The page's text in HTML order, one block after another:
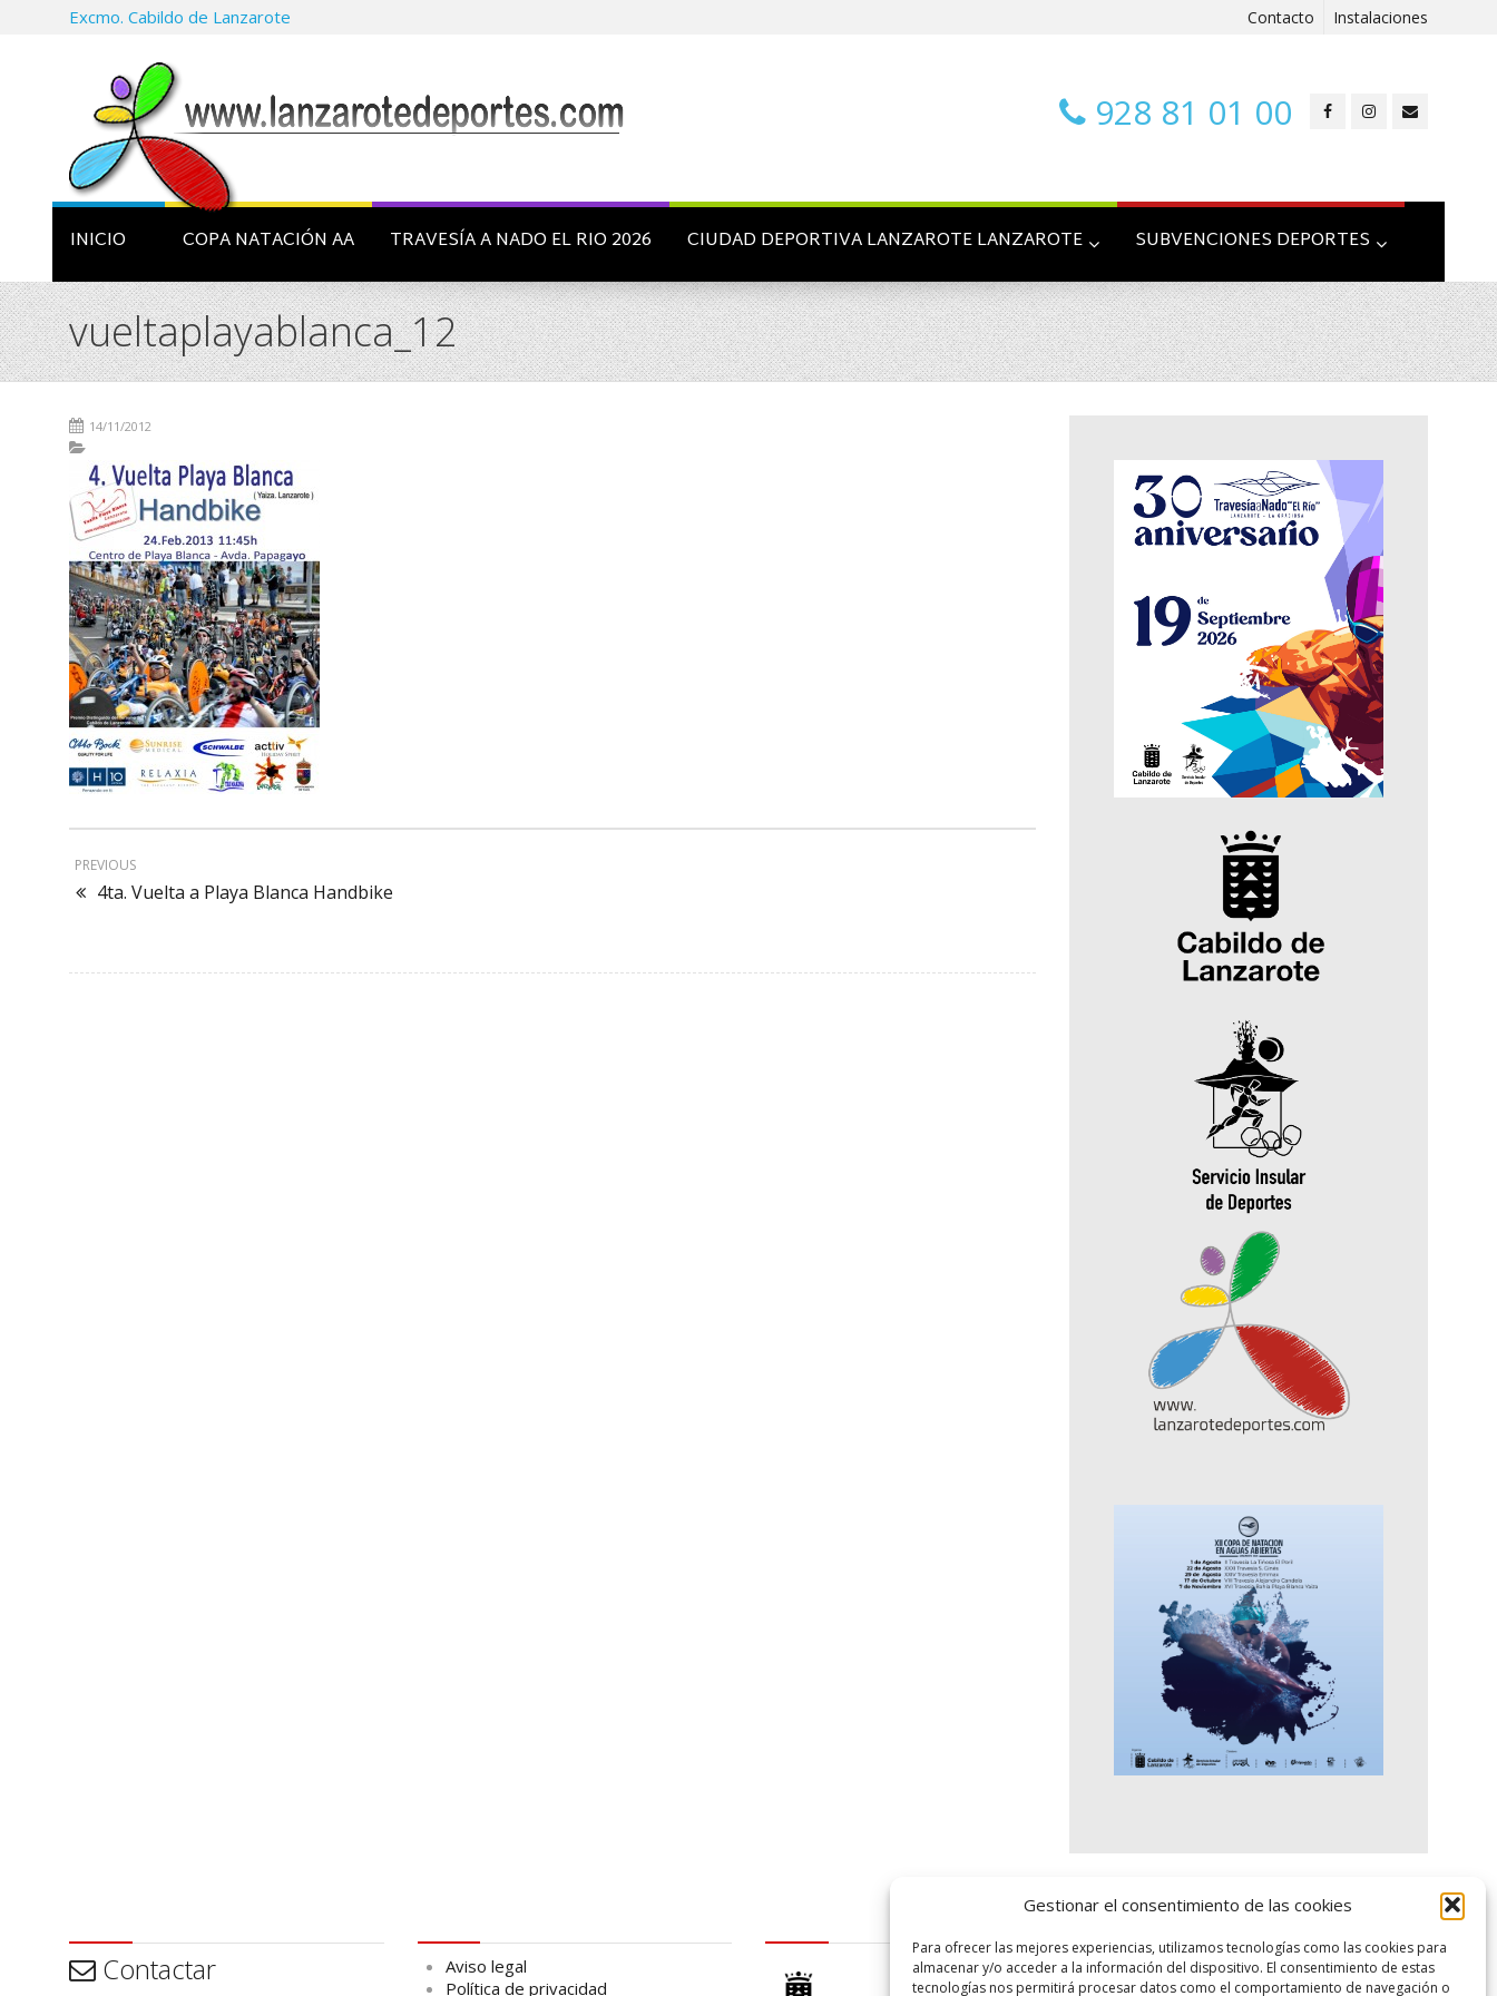
Gestionar el consentimiento de las cookies
Para ofrecer las mejores experiencias, utilizamos tecnologías como las cookies para
almacenar y/o acceder a la información del dispositivo. El consentimiento de estas
tecnologías nos permitirá procesar datos como el comportamiento de navegación o
Excmo. Cabildo de Lanzarote Contacto Instalaciones
928 81 01 00
INICIO COPA NATACIÓN AA TRAVESÍA A NADO EL RIO 2026 CIUDAD DEPORTIVA LANZAROTE LANZAROTE SUBVENCIONES DEPORTES
vueltaplayablanca_12
14/11/2012
PREVIOUS
4ta. Vuelta a Playa Blanca Handbike
Contactar
Aviso legal
Política de privacidad
logo SID